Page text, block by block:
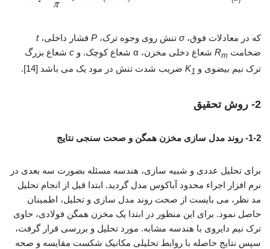
که در معادلات فوق، σ تنش روی وجوه ترک، P فشار داخلی،t
ضخامت
Rm شعاع دخلی مخزن، α شعاع کوچک. و
شعاع بزرگ
ترک نیم بیضوی و
K1 ضریب شدت تنش در مود یک می باشد [14].
2- روش تحقیق
1-2- روند مدل سازی مخزن همگن و صحت سنجی نتایج
برای تحلیل عددی و شبیه سازی، هندسه مسئله بصورت سه بعدی در
نرم افزار اجراء محدود آباکوس مدل گردید. ابتدا قبل از انجام تحلیل
مد نظر، می بایست از صحت روند مدل سازی و تحلیل، اطمینان
حاصل نمود. برای این منظور در ابتدا یک مخزن همگن فولادی، حاوی
ترک نیم دایروی با هندسه مشابه. مورد تحلیل و بررسی قرار گرفت،
سپس نتایج حاصله با روابط تحلیلی مکانیک شکست مقایسه و صحه